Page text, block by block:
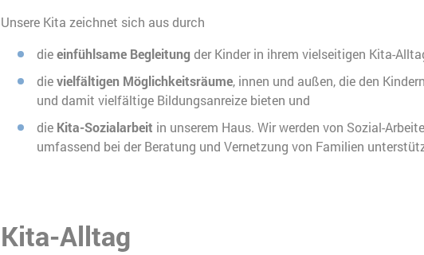
Unsere Kita zeichnet sich aus durch
dieeinfühlsame Begleitung der Kinder in ihrem vielseitigen Kita-
dievielfältigen Möglichkeitsräume, innen und außen, die den
und damit vielfältige Bildungsanreize bieten und
die Kita-Sozialarbeit in unserem Haus. Wir werden von Sozial-
umfassend bei der Beratung und Vernetzung von Familien
Kita-Alltag